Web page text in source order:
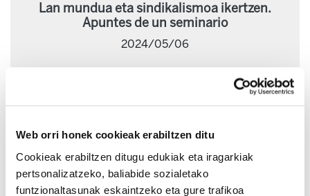
Web orri honek cookieak erabiltzen ditu
Cookieak erabiltzen ditugu edukiak eta iragarkiak
pertsonalizatzeko, baliabide sozialetako
funtzionaltasunak eskaintzeko eta gure trafikoa
Lan mundua eta sindikalismoa ikertzen.
Apuntes de un seminario
2024/05/06